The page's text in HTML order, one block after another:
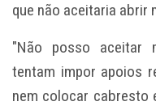
que não aceitaria abrir
"Não posso aceitar
tentam impor apoios
nem colocar cabresto